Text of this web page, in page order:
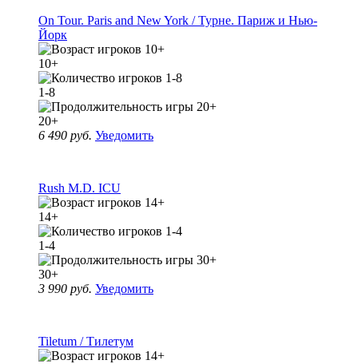
On Tour. Paris and New York / Турне. Париж и Нью-
Йорк
10+
1-8
20+
6 490 руб. Уведомить
Rush M.D. ICU
14+
1-4
30+
3 990 руб. Уведомить
Tiletum / Тилетум